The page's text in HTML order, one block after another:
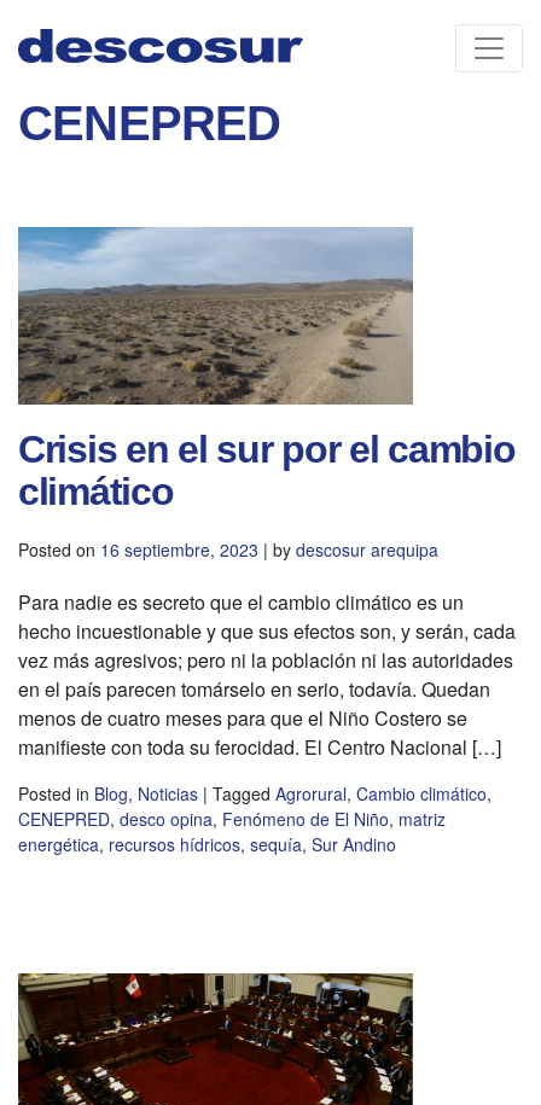
content
CENEPRED
Crisis en el sur por el cambio
climático
Posted on 16 septiembre, 2023 | by descosur arequipa
Para nadie es secreto que el cambio climático es un
hecho incuestionable y que sus efectos son, y serán, cada
vez más agresivos; pero ni la población ni las autoridades
en el país parecen tomárselo en serio, todavía. Quedan
menos de cuatro meses para que el Niño Costero se
manifieste con toda su ferocidad. El Centro Nacional […]
Posted in Blog, Noticias | Tagged Agrorural, Cambio climático,
CENEPRED, desco opina, Fenómeno de El Niño, matriz
energética, recursos hídricos, sequía, Sur Andino